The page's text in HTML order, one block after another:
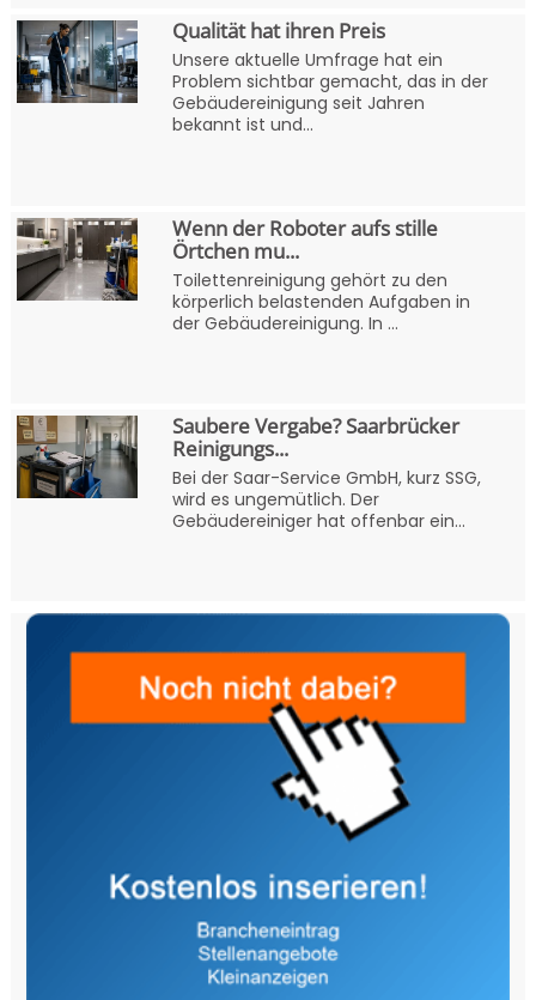
Qualität hat ihren Preis
Unsere aktuelle Umfrage hat ein
Problem sichtbar gemacht, das in der
Gebäudereinigung seit Jahren
bekannt ist und...
Wenn der Roboter aufs stille
Örtchen mu...
Toilettenreinigung gehört zu den
körperlich belastenden Aufgaben in
der Gebäudereinigung. In ...
Saubere Vergabe? Saarbrücker
Reinigungs...
Bei der Saar-Service GmbH, kurz SSG,
wird es ungemütlich. Der
Gebäudereiniger hat offenbar ein...